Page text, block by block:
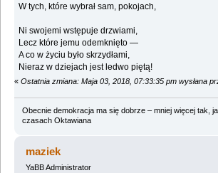
W tych, które wybrał sam, pokojach,
Ni swojemi wstępuje drzwiami,
Lecz które jemu odemknięto —
A co w życiu było skrzydłami,
Nieraz w dziejach jest ledwo piętą!
« Ostatnia zmiana: Maja 03, 2018, 07:33:35 pm wysłana
Obecnie demokracja ma się dobrze – mniej więcej tak,
czasach Oktawiana
maziek
YaBB Administrator